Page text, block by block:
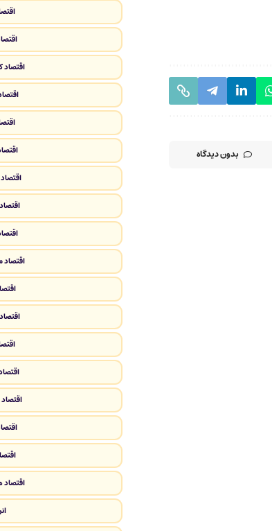
بدون دیدگاه
اقتصاد
اقتصاد
اقتصاد